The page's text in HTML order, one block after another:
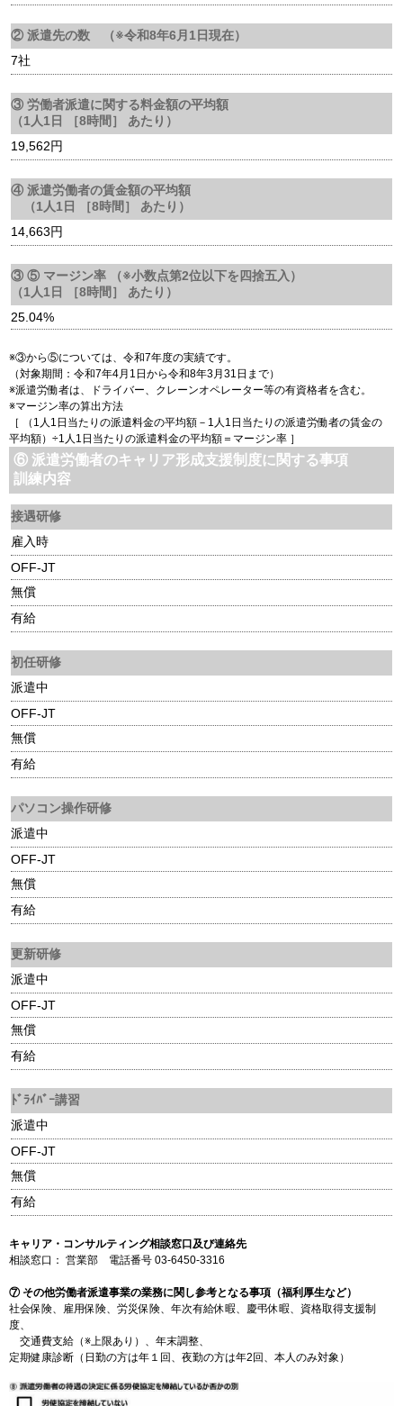
② 派遣先の数 （※令和8年6月1日現在）
7社
③ 労働者派遣に関する料金額の平均額
（1人1日 ［8時間］ あたり）
19,562円
④ 派遣労働者の賃金額の平均額
（1人1日 ［8時間］ あたり）
14,663円
③ ⑤ マージン率 （※小数点第2位以下を四捨五入）
（1人1日 ［8時間］ あたり）
25.04%
※③から⑤については、令和7年度の実績です。
（対象期間：令和7年4月1日から令和8年3月31日まで）
※派遣労働者は、ドライバー、クレーンオペレーター等の有資格者を含む。
※マージン率の算出方法
［ （1人1日当たりの派遣料金の平均額－1人1日当たりの派遣労働者の賃金の
平均額）÷1人1日当たりの派遣料金の平均額＝マージン率 ］
⑥ 派遣労働者のキャリア形成支援制度に関する事項
訓練内容
接遇研修
雇入時
OFF-JT
無償
有給
初任研修
派遣中
OFF-JT
無償
有給
パソコン操作研修
派遣中
OFF-JT
無償
有給
更新研修
派遣中
OFF-JT
無償
有給
ﾄﾞﾗｲﾊﾞｰ講習
派遣中
OFF-JT
無償
有給
キャリア・コンサルティング相談窓口及び連絡先
相談窓口： 営業部 電話番号 03-6450-3316
⑦ その他労働者派遣事業の業務に関し参考となる事項（福利厚生など）
社会保険、雇用保険、労災保険、年次有給休暇、慶弔休暇、資格取得支援制
度、
交通費支給（※上限あり）、年末調整、
定期健康診断（日勤の方は年１回、夜勤の方は年2回、本人のみ対象）